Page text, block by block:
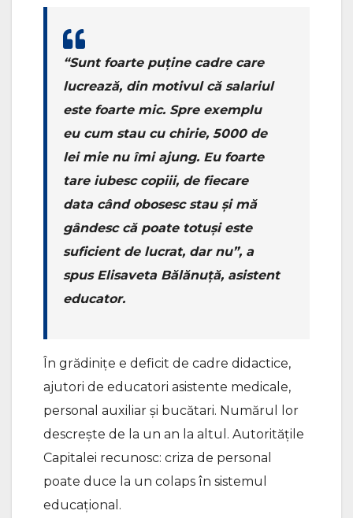
“Sunt foarte puţine cadre care
lucrează, din motivul că salariul
este foarte mic. Spre exemplu
eu cum stau cu chirie, 5000 de
lei mie nu îmi ajung. Eu foarte
tare iubesc copiii, de fiecare
data când obosesc stau şi mă
gândesc că poate totuşi este
suficient de lucrat, dar nu”, a
spus Elisaveta Bălănuță, asistent
educator.
În grădiniţe e deficit de cadre didactice,
ajutori de educatori asistente medicale,
personal auxiliar şi bucătari. Numărul lor
descreşte de la un an la altul. Autorităţile
Capitalei recunosc: criza de personal
poate duce la un colaps în sistemul
educaţional.